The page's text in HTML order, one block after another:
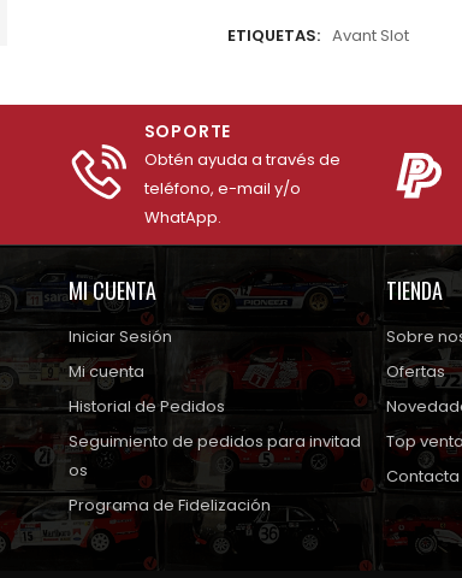
ETIQUETAS: Avant Slot
SOPORTE
Obtén ayuda a través de
teléfono, e-mail y/o
WhatApp.
MI CUENTA
Iniciar Sesión
Mi cuenta
Historial de Pedidos
Seguimiento de pedidos para invitad
os
Programa de Fidelización
TIENDA
Sobre
Ofertas
Top